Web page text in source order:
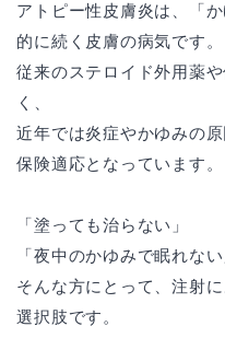
アトピー性皮膚炎は、「
的に続く皮膚の病気です。
従来のステロイド外用薬
く、
近年では炎症やかゆみの
保険適応となっています。
「塗っても治らない」
「夜中のかゆみで眠れない
そんな方にとって、注射
選択肢です。